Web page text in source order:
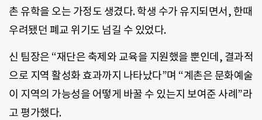
촌 유학을 오는 가정도 생겼다. 학생 수가 유지되면서, 한때
우려됐던 폐교 위기도 넘길 수 있었다.
신 팀장은 “재단은 축제와 교육을 지원했을 뿐인데, 결과적
으로 지역 활성화 효과까지 나타났다”며 “계촌은 문화예술
이 지역의 가능성을 어떻게 바꿀 수 있는지 보여준 사례”라
고 평가했다.